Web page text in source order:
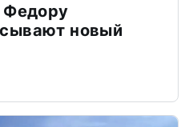
Федору
новый